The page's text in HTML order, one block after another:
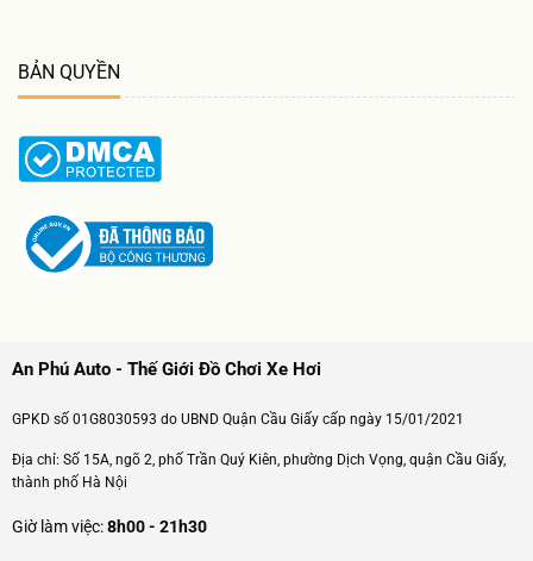
BẢN QUYỀN
An Phú Auto - Thế Giới Đồ Chơi Xe Hơi
GPKD số 01G8030593 do UBND Quận Cầu Giấy cấp ngày 15/01/2021
Địa chỉ: Số 15A, ngõ 2, phố Trần Quý Kiên, phường Dịch Vọng, quận Cầu Giấy,
thành phố Hà Nội
Giờ làm việc:8h00 - 21h30